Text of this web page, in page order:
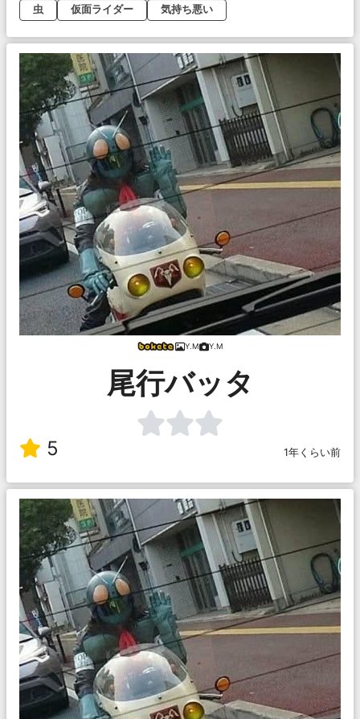
虫
仮面ライダー 気持ち悪い
Y.M Y.M
尾行バッタ
5 1年くらい前